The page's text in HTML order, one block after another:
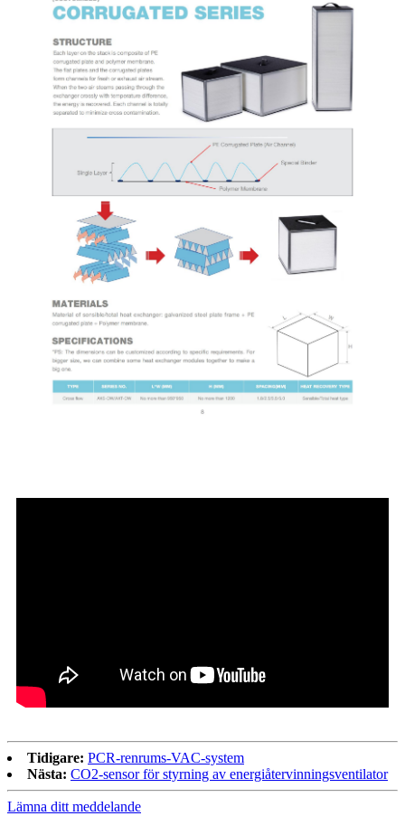
Tidigare: PCR-renrums-VAC-system
Nästa: CO2-sensor för styrning av energiåtervinningsventilator
Lämna ditt meddelande